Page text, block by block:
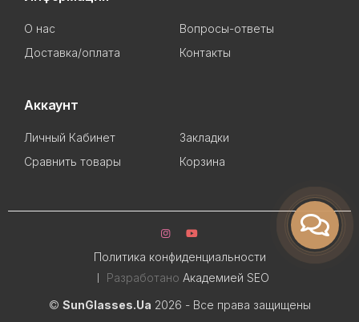
О нас
Вопросы-ответы
Доставка/оплата
Контакты
Аккаунт
Личный Кабинет
Закладки
Сравнить товары
Корзина
© SunGlasses.Ua 2026 - Все права защищены
Политика конфиденциальности
Разработано Академией SEO